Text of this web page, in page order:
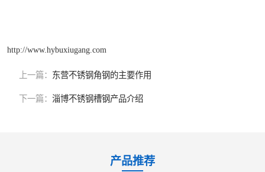
http://www.hybuxiugang.com
上一篇： 东营不锈钢角钢的主要作用
下一篇： 淄博不锈钢槽钢产品介绍
产品推荐